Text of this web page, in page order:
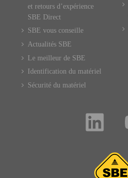
et retours d’expérience
SBE Direct
SBE vous conseille
Actualités SBE
Le meilleur de SBE
Identification du matériel
Sécurité du matériel